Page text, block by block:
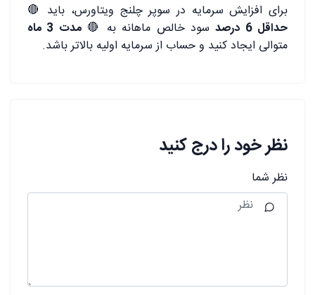
برای افزایش سرمایه در سوپر چلنج ویتاورس، باید 🔴
حداقل 6 درصد
سود خالص ماهانه به 🔴مدت 3 ماه
متوالی ایجاد کنید و حساب از سرمایه اولیه بالاتر باشد.
نظر خود را درج کنید
نظر شما